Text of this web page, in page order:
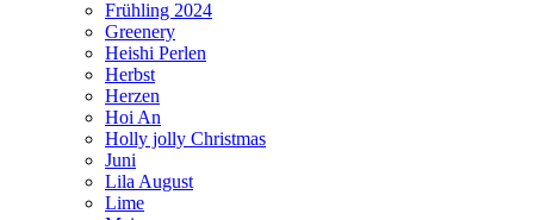
Frühling 2024
Greenery
Heishi Perlen
Herbst
Herzen
Hoi An
Holly jolly Christmas
Juni
Lila August
Lime